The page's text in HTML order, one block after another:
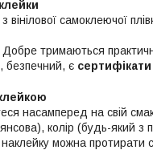
вінілової самоклеючої
тримаються
безпечний, є сертифікати
насамперед на свій
колір (будь-який з
можна протирати